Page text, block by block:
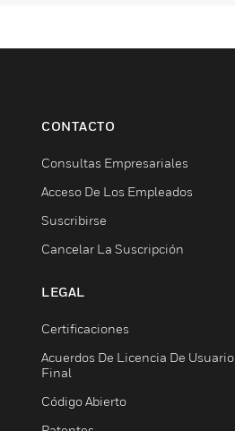
CONTACTO
Consultas Empresariales
Acceso De Los Empleados
Suscribirse
Cancelar La Suscripción
LEGAL
Certificaciones
Acuerdos De Licencia De Usuario
Final
Código Abierto